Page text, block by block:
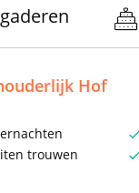
Hof
trouwen